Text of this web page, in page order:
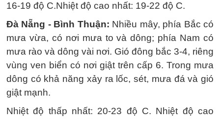
16-19 độ C.Nhiệt độ cao nhất: 19-22 độ C.
Đà Nẵng - Bình Thuận: Nhiều mây, phía Bắc có
mưa vừa, có nơi mưa to và dông; phía Nam có
mưa rào và dông vài nơi. Gió đông bắc 3-4, riêng
vùng ven biển có nơi giật trên cấp 6. Trong mưa
dông có khả năng xảy ra lốc, sét, mưa đá và gió
giật mạnh.
Nhiệt độ thấp nhất: 20-23 độ C. Nhiệt độ cao